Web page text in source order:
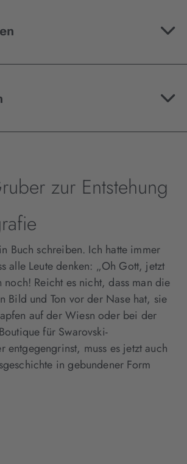
zur Entstehung
Buch schreiben. Ich hatte immer
alle Leute denken: „Oh Gott, jetzt
noch! Reicht es nicht, dass man die
Bild und Ton vor der Nase hat, sie
auf der Wiesn oder bei der
für Swarovski-
entgegengrinst, muss es jetzt auch
in gebundener Form